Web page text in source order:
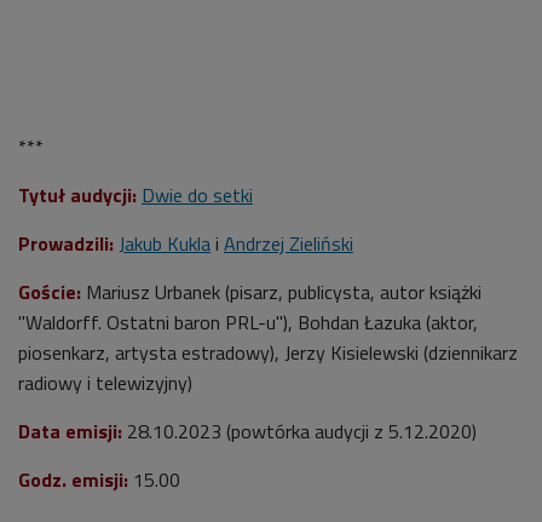
***
Tytuł audycji: Dwie do setki
Prowadzili: Jakub Kukla i Andrzej Zieliński
Goście: Mariusz Urbanek (pisarz, publicysta, autor książki
"Waldorff. Ostatni baron PRL-u"), Bohdan Łazuka (aktor,
piosenkarz, artysta estradowy), Jerzy Kisielewski (dziennikarz
radiowy i telewizyjny)
Data emisji: 28.10.2023 (powtórka audycji z 5.12.2020)
Godz. emisji: 15.00